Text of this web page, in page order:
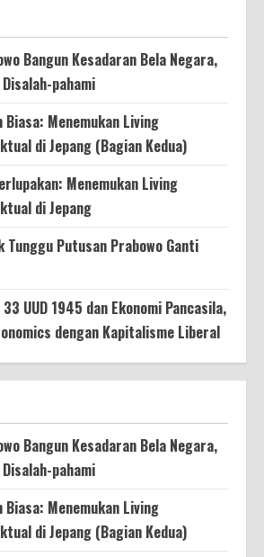
Bangun Kesadaran Bela Negara,
pahami
Biasa: Menemukan Living
di Jepang (Bagian Kedua)
Menemukan Living
di Jepang
Tunggu Putusan Prabowo Ganti
UUD 1945 dan Ekonomi Pancasila,
dengan Kapitalisme Liberal
Bangun Kesadaran Bela Negara,
pahami
Biasa: Menemukan Living
di Jepang (Bagian Kedua)